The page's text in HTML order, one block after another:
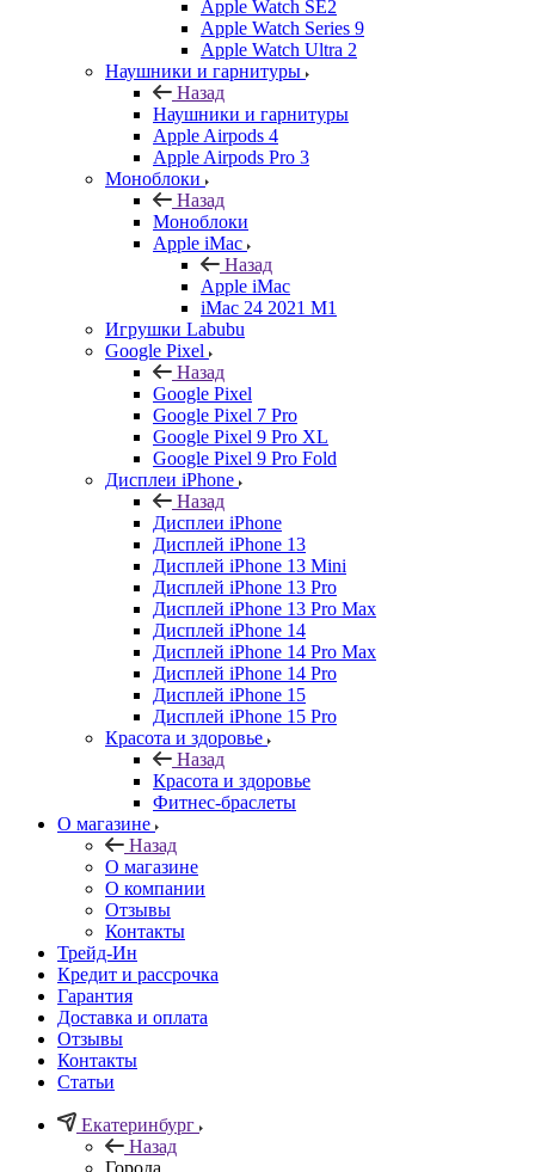
Apple Watch SE2
Apple Watch Series 9
Apple Watch Ultra 2
Наушники и гарнитуры
Назад
Наушники и гарнитуры
Apple Airpods 4
Apple Airpods Pro 3
Моноблоки
Назад
Моноблоки
Apple iMac
Назад
Apple iMac
iMac 24 2021 M1
Игрушки Labubu
Google Pixel
Назад
Google Pixel
Google Pixel 7 Pro
Google Pixel 9 Pro XL
Google Pixel 9 Pro Fold
Дисплеи iPhone
Назад
Дисплеи iPhone
Дисплей iPhone 13
Дисплей iPhone 13 Mini
Дисплей iPhone 13 Pro
Дисплей iPhone 13 Pro Max
Дисплей iPhone 14
Дисплей iPhone 14 Pro Max
Дисплей iPhone 14 Pro
Дисплей iPhone 15
Дисплей iPhone 15 Pro
Красота и здоровье
Назад
Красота и здоровье
Фитнес-браслеты
О магазине
Назад
О магазине
О компании
Отзывы
Контакты
Трейд-Ин
Кредит и рассрочка
Гарантия
Доставка и оплата
Отзывы
Контакты
Статьи
Екатеринбург
Назад
Города